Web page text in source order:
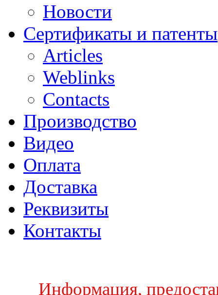
Новости
Сертификаты и патенты
Articles
Weblinks
Contacts
Производство
Видео
Оплата
Доставка
Реквизиты
Контакты
Информация,